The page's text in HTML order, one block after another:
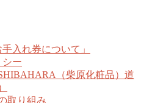
入れ券について」
シー
（柴原化粧品）道
取り組み